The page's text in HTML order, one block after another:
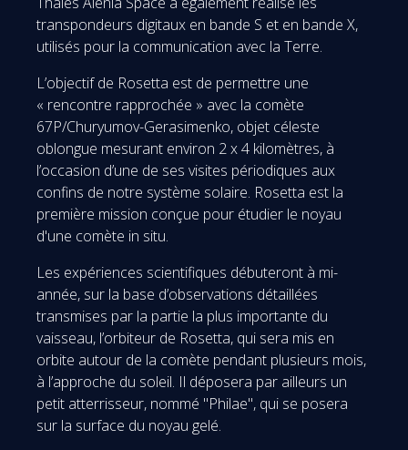
transpondeurs digitaux en bande S et en bande X,
utilisés pour la communication avec la Terre.
L’objectif de Rosetta est de permettre une
« rencontre rapprochée » avec la comète
67P/Churyumov-Gerasimenko, objet céleste
oblongue mesurant environ 2 x 4 kilomètres, à
l’occasion d’une de ses visites périodiques aux
confins de notre système solaire. Rosetta est la
première mission conçue pour étudier le noyau
d'une comète in situ.
Les expériences scientifiques débuteront à mi-
année, sur la base d’observations détaillées
transmises par la partie la plus importante du
vaisseau, l’orbiteur de Rosetta, qui sera mis en
orbite autour de la comète pendant plusieurs mois,
à l’approche du soleil. Il déposera par ailleurs un
petit atterrisseur, nommé "Philae", qui se posera
sur la surface du noyau gelé.